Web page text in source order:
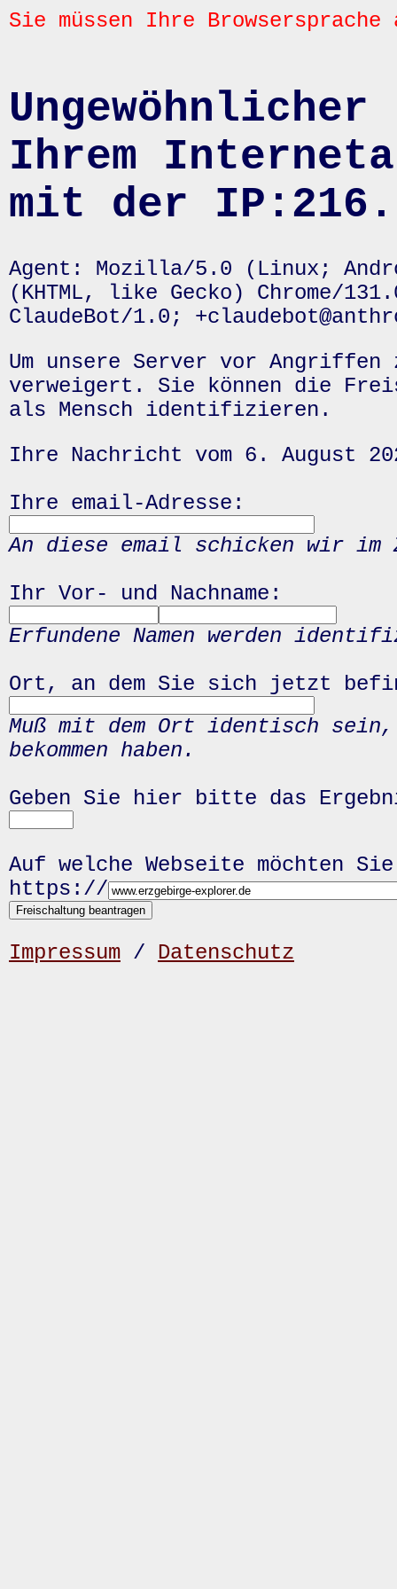
Sie müssen Ihre
Ihrem
mit der
Agent: Mozilla/5.0 (Linux;
(KHTML, like Gecko) Chrome/
ClaudeBot/1.0;
Um unsere Server vor
verweigert. Sie können die
als Mensch identifizieren.
Ihre Nachricht vom 6. August
Ihre email-Adresse:
An diese email schicken wir
Ihr Vor- und Nachname:
Erfundene Namen werden
Ort, an dem Sie sich jetzt
Muß mit dem Ort identisch
bekommen haben.
Geben Sie hier bitte das
Auf welche Webseite möchten
https://
Impressum / Datenschutz